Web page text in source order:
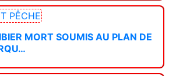
PÊCHE
MORT SOUMIS AU PLAN DE